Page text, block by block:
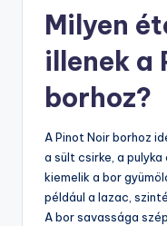
Milyen
illenek a
borhoz?
A Pinot Noir borhoz
a sült csirke, a
kiemelik a bor
például a lazac,
A bor savassága